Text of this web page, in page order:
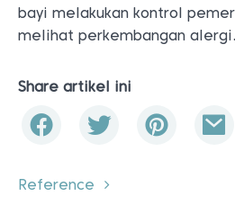
bayi melakukan kontrol
melihat perkembangan alergi.
Share artikel ini
Reference